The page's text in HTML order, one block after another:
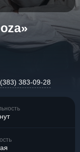
383-09-28